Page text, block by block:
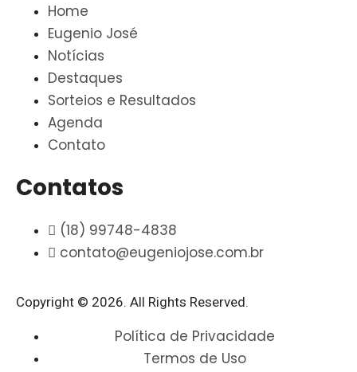
Home
Eugenio José
Notícias
Destaques
Sorteios e Resultados
Agenda
Contato
Contatos
(18) 99748-4838
contato@eugeniojose.com.br
Copyright © 2026. All Rights Reserved.​
Política de Privacidade
Termos de Uso